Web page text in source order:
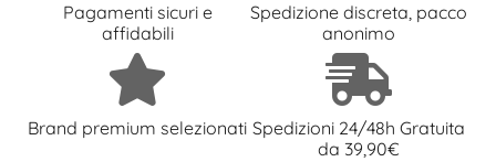
Pagamenti sicuri e
affidabili
Spedizione discreta, pacco
anonimo
Brand premium selezionati Spedizioni 24/48h Gratuita
da 39,90€